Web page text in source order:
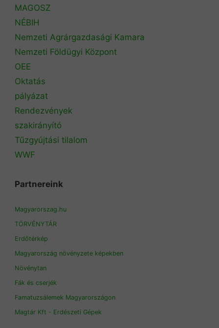
MAGOSZ
NÉBIH
Nemzeti Agrárgazdasági Kamara
Nemzeti Földügyi Központ
OEE
Oktatás
pályázat
Rendezvények
szakirányító
Tűzgyújtási tilalom
WWF
Partnereink
Magyarorszag.hu
TÖRVÉNYTÁR
Erdőtérkép
Magyarország növényzete képekben
Növénytan
Fák és cserjék
Famatuzsálemek Magyarországon
Magtár Kft - Erdészeti Gépek